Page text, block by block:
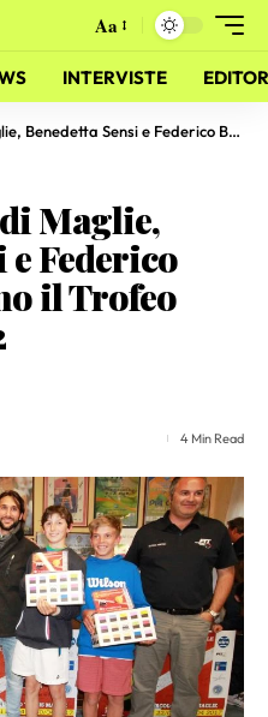
Aa
INTERVISTE
e Federico Bondioli vincono il Trofeo Maglio under12
Maglie,
e Federico
il Trofeo
4 Min Read